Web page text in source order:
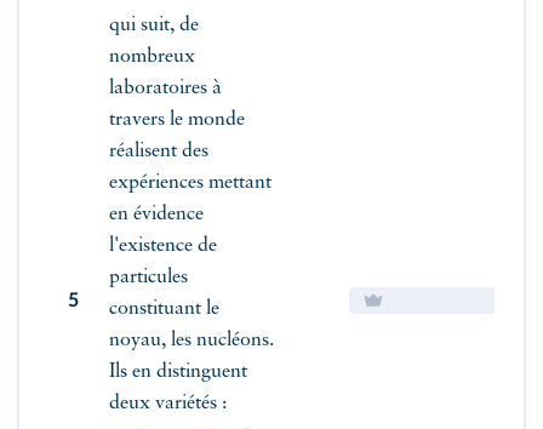
5
qui suit, de
nombreux
laboratoires à
travers le monde
réalisent des
expériences mettant
en évidence
l'existence de
particules
constituant le
noyau, les nucléons.
Ils en distinguent
deux variétés :